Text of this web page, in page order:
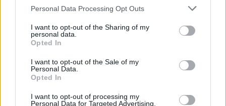
Personal Data Processing Opt Outs
I want to opt-out of the Sharing of my
personal data.
Opted In
I want to opt-out of the Sale of my
Personal Data.
Opted In
I want to opt-out of processing my
Personal Data for Targeted Advertising.